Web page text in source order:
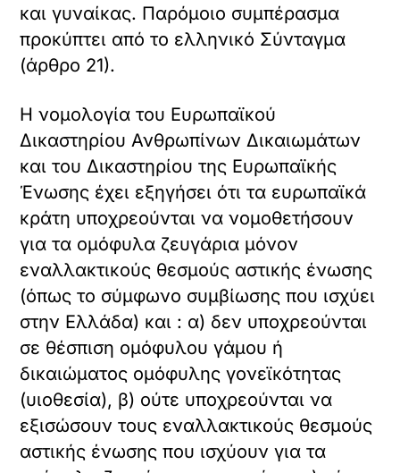
και γυναίκας. Παρόμοιο συμπέρασμα
προκύπτει από το ελληνικό Σύνταγμα
(άρθρο 21).
Η νομολογία του Ευρωπαϊκού
Δικαστηρίου Ανθρωπίνων Δικαιωμάτων
και του Δικαστηρίου της Ευρωπαϊκής
Ένωσης έχει εξηγήσει ότι τα ευρωπαϊκά
κράτη υποχρεούνται να νομοθετήσουν
για τα ομόφυλα ζευγάρια μόνον
εναλλακτικούς θεσμούς αστικής ένωσης
(όπως το σύμφωνο συμβίωσης που ισχύει
στην Ελλάδα) και : α) δεν υποχρεούνται
σε θέσπιση ομόφυλου γάμου ή
δικαιώματος ομόφυλης γονεϊκότητας
(υιοθεσία), β) ούτε υποχρεούνται να
εξισώσουν τους εναλλακτικούς θεσμούς
αστικής ένωσης που ισχύουν για τα